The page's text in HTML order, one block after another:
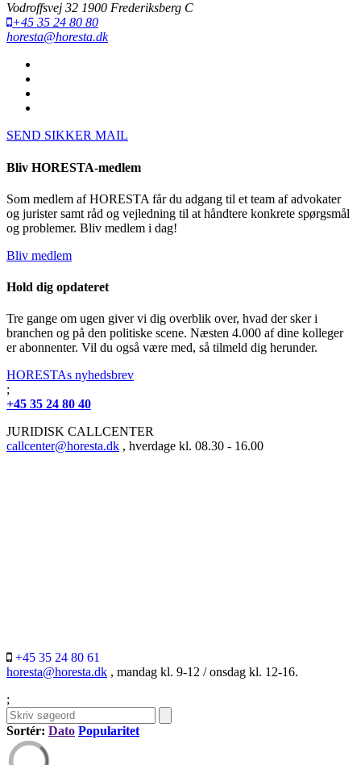
Vodroffsvej 32 1900 Frederiksberg C
+45 35 24 80 80
horesta@horesta.dk
SEND SIKKER MAIL
Bliv HORESTA-medlem
Som medlem af HORESTA får du adgang til et team af advokater
og jurister samt råd og vejledning til at håndtere konkrete spørgsmål
og problemer. Bliv medlem i dag!
Bliv medlem
Hold dig opdateret
Tre gange om ugen giver vi dig overblik over, hvad der sker i
branchen og på den politiske scene. Næsten 4.000 af dine kolleger
er abonnenter. Vil du også være med, så tilmeld dig herunder.
HORESTAs nyhedsbrev
;
+45 35 24 80 40
JURIDISK CALLCENTER
callcenter@horesta.dk , hverdage kl. 08.30 - 16.00
+45 35 24 80 61
horesta@horesta.dk , mandag kl. 9-12 / onsdag kl. 12-16.
;
Sortér: Dato Popularitet